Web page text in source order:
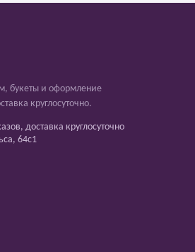
букеты и оформление
круглосуточно.
доставка круглосуточно
64с1